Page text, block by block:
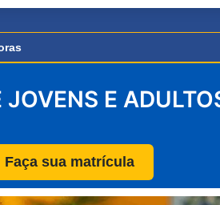
E
Faça sua matrícula